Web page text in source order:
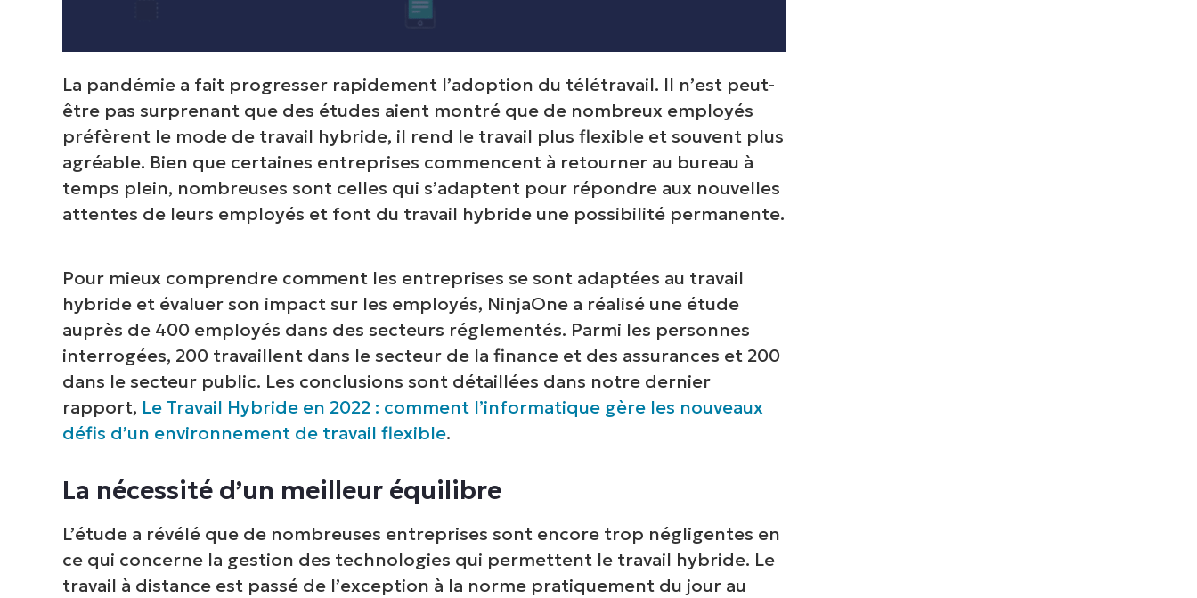
La pandémie a fait progresser rapidement l’adoption du télétravail. Il n’est peut-
être pas surprenant que des études aient montré que de nombreux employés
préfèrent le mode de travail hybride, il rend le travail plus flexible et souvent plus
agréable. Bien que certaines entreprises commencent à retourner au bureau à
temps plein, nombreuses sont celles qui s’adaptent pour répondre aux nouvelles
attentes de leurs employés et font du travail hybride une possibilité permanente.
Pour mieux comprendre comment les entreprises se sont adaptées au travail
hybride et évaluer son impact sur les employés, NinjaOne a réalisé une étude
auprès de 400 employés dans des secteurs réglementés. Parmi les personnes
interrogées, 200 travaillent dans le secteur de la finance et des assurances et 200
dans le secteur public. Les conclusions sont détaillées dans notre dernier
rapport, Le Travail Hybride en 2022 : comment l’informatique gère les nouveaux
défis d’un environnement de travail flexible.
La nécessité d’un meilleur équilibre
L’étude a révélé que de nombreuses entreprises sont encore trop négligentes en
ce qui concerne la gestion des technologies qui permettent le travail hybride. Le
travail à distance est passé de l’exception à la norme pratiquement du jour au